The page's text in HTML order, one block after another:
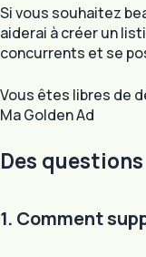
Si vous souhaitez
aiderai à créer un
concurrents et se
Vous êtes libres de
Ma Golden Ad
Des questions
1. Comment